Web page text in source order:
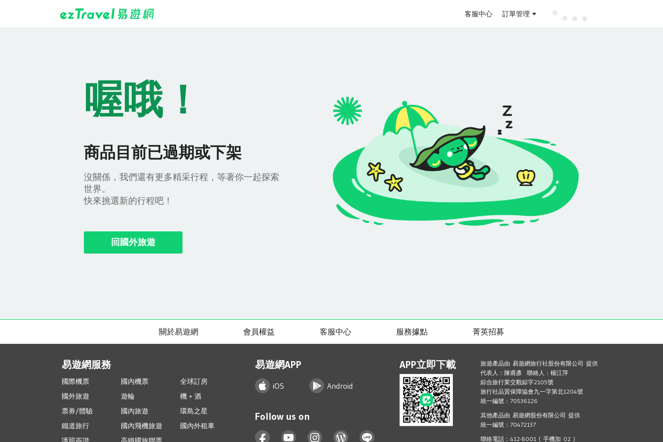
客服中心 訂單管理
喔哦！
商品目前已過期或下架
沒關係，我們還有更多精采行程，等著你一起探索
世界。
快來挑選新的行程吧！
回國外旅遊
關於易遊網 會員權益 客服中心 服務據點 菁英招募
易遊網服務
國際機票 國內機票
全球訂房
國外旅遊
遊輪
機 + 酒
票券/體驗
國內旅遊
環島之星
鐵道旅行
國內飛機旅遊
國內外租車
易遊網APP
iOS Android
Follow us on
APP立即下載
旅遊產品由 易遊網旅行社股份有限公司 提供
代表人：陳甫彥 聯絡人：楊江萍
綜合旅行業交觀綜字2105號
旅行社品質保障協會九一字第北1204號
統一編號：70536126
其他產品由 易遊網股份有限公司 提供
統一編號：70472137
聯絡電話：412-8001 ( 手機加 02 )